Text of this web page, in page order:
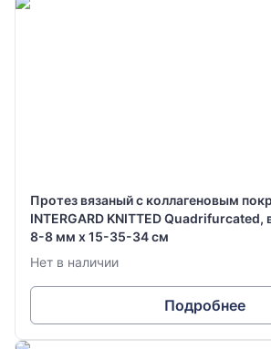
Протез вязаный с коллагеновым
INTERGARD KNITTED Quadrifurcated,
8-8 мм х 15-35-34 см
Нет в наличии
Подробнее